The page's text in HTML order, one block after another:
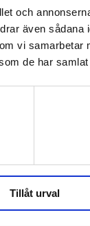
och
även sådana
vi
de har
Tillåt urval